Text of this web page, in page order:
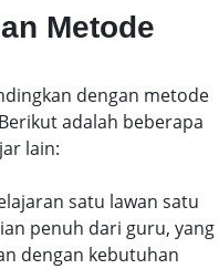
Metode
dengan metode
adalah beberapa
lain:
satu lawan satu
penuh dari guru, yang
dengan kebutuhan